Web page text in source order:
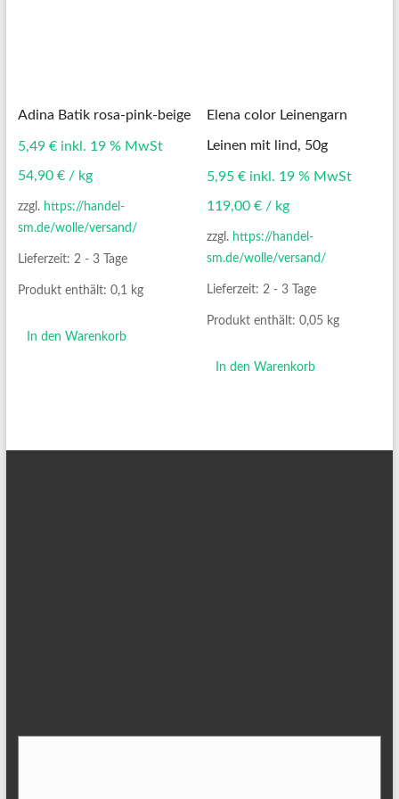
Adina Batik rosa-pink-beige
5,49 € inkl. 19 % MwSt
54,90 €/ kg
zzgl. https://handel-
sm.de/wolle/versand/
Lieferzeit: 2 - 3 Tage
Produkt enthält: 0,1 kg
In den Warenkorb
Elena color Leinengarn
Leinen mit lind, 50g
5,95€ inkl. 19 % MwSt
119,00€ / kg
zzgl. https://handel-
sm.de/wolle/versand/
Lieferzeit:2 - 3 Tage
Produkt enthält: 0,05 kg
In den Warenkorb